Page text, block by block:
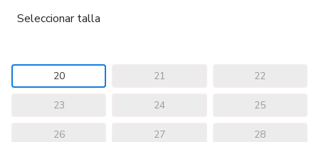
Seleccionar talla
20 21 22
23 24 25
26 27 28